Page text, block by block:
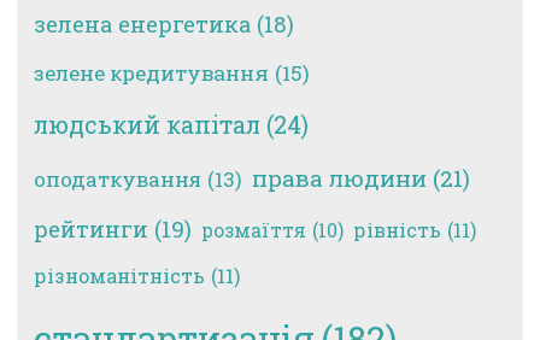
зелена енергетика (18)
зелене кредитування (15)
людський капітал (24)
оподаткування (13) права людини (21)
рейтинги (19) розмаїття (10) рівність (11)
різноманітність (11)